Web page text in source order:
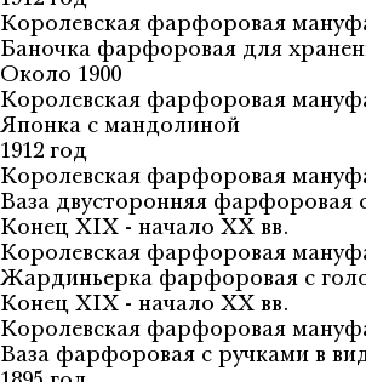
Королевская фарфоровая
Баночка фарфоровая для
Около 1900
Королевская фарфоровая
Японка с мандолиной
1912 год
Королевская фарфоровая
Ваза двусторонняя фарфоровая
Конец XIX - начало XX вв.
Королевская фарфоровая
Жардиньерка фарфоровая с
Конец XIX - начало XX вв.
Королевская фарфоровая
Ваза фарфоровая с ручками в